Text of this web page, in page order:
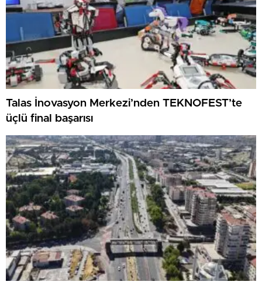
Talas İnovasyon Merkezi’nden TEKNOFEST’te
üçlü final başarısı